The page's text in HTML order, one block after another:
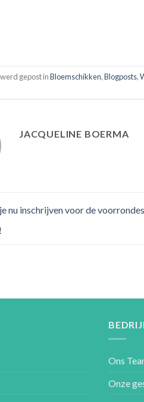
gepost inBloemschikken,Blogposts,
JACQUELINE BOERMA
nu inschrijven voor de
Ons
Onze